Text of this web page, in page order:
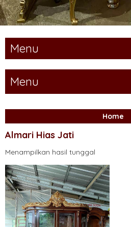
Menu
Menu
Home
Almari Hias Jati
Menampilkan hasil tunggal